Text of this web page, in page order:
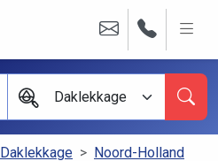
Daklekkage
Daklekkage
Noord-Holland